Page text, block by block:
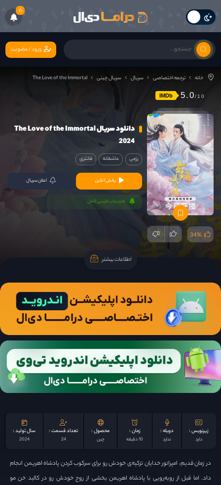
6
ورود/عضویت
خانه ترجمه اختصاصی سریال سریال چینی The Love of the Immortal
IMDb 5.0
34%
دانلود سریال The Love of the Immortal
2024
رزمی عاشقانه فانتزی
پخش آنلاین اعلان سریال
هاردساب فارسی کامل
اطلاعات بیشتر
زیرنویس :
دارد
دوبله :
ندارد
زمان :
10 دقیقه
محصول :
چين
تعداد قسمت :
24
سال تولید :
2024
در زمان قدیم، امپراتور خدایان تزکیه‌ی خودش رو برای سرکوب کردن پادشاه اهریمن انجام
داد. اما قبل از روبه‌رویی با پادشاه اهریمن بخشی از روح خودش رو در کالبد خن مو